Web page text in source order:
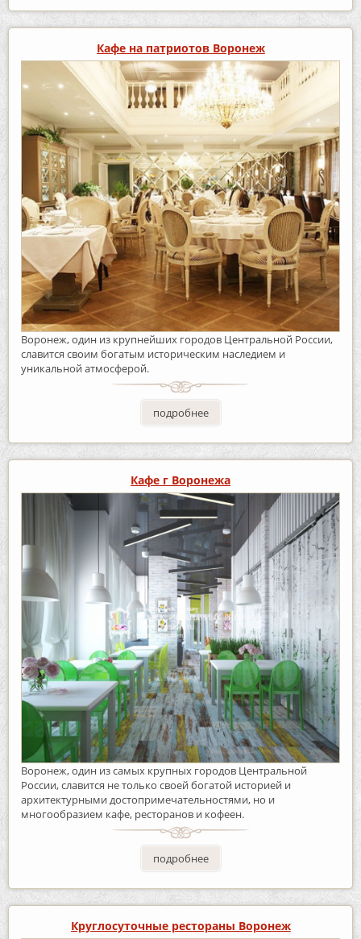
Кафе на патриотов Воронеж
Воронеж, один из крупнейших городов Центральной России,
славится своим богатым историческим наследием и
уникальной атмосферой.
подробнее
Кафе г Воронежа
Воронеж, один из самых крупных городов Центральной
России, славится не только своей богатой историей и
архитектурными достопримечательностями, но и
многообразием кафе, ресторанов и кофеен.
подробнее
Круглосуточные рестораны Воронеж